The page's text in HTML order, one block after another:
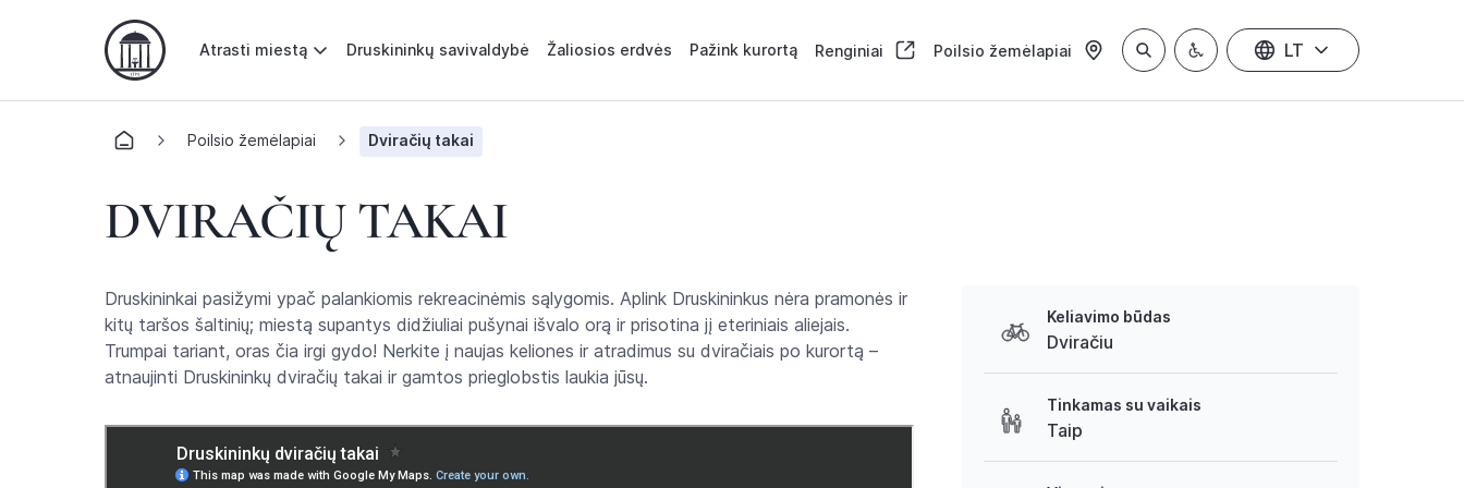
Atrasti miestą Druskininkų savivaldybė Žaliosios erdvės Pažink kurortą Renginiai Poilsio žemėlapiai LT
Poilsio žemėlapiai Dviračių takai
DVIRAČIŲ TAKAI
Druskininkai pasižymi ypač palankiomis rekreacinėmis sąlygomis. Aplink Druskininkus nėra pramonės ir
kitų taršos šaltinių; miestą supantys didžiuliai pušynai išvalo orą ir prisotina jį eteriniais aliejais.
Trumpai tariant, oras čia irgi gydo! Nerkite į naujas keliones ir atradimus su dviračiais po kurortą –
atnaujinti Druskininkų dviračių takai ir gamtos prieglobstis laukia jūsų.
Keliavimo būdas
Dviračiu
Tinkamas su vaikais
Taip